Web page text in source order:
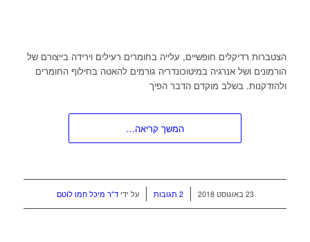
הצטברות רדיקלים חופשיים, עלייה בחומרים רעילים וירידה בייצורם של
הורמונים ושל אנרגיה במיטוכונדריה גורמים להאטה בחילוף החומרים
ולהזדקנות. בשלב מוקדם הדבר הפיך
המשך קריאה…
23 באוגוסט 2018 / 2 תגובות על ידיד"ר מיכל חמו לוטם